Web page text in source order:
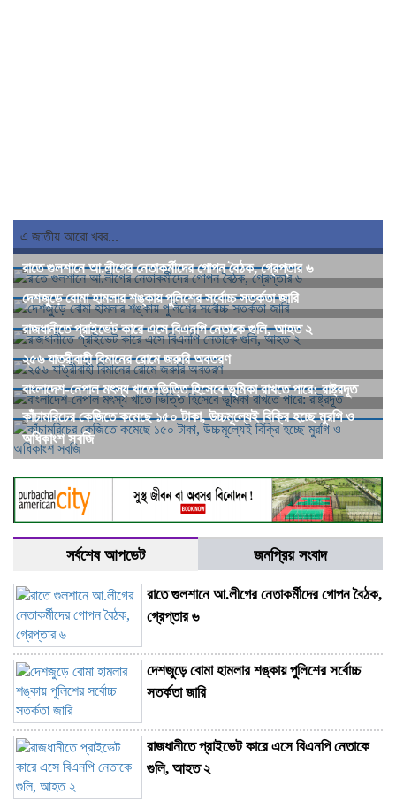
এ জাতীয় আরো খবর...
রাতে গুলশানে আ.লীগের নেতাকর্মীদের গোপন বৈঠক, গ্রেপ্তার ৬
দেশজুড়ে বোমা হামলার শঙ্কায় পুলিশের সর্বোচ্চ সতর্কতা জারি
রাজধানীতে প্রাইভেট কারে এসে বিএনপি নেতাকে গুলি, আহত ২
২৫৬ যাত্রীবাহী বিমানের রোমে জরুরি অবতরণ
বাংলাদেশ-নেপাল মৎস্য খাতে ভিত্তি হিসেবে ভূমিকা রাখতে পারে: রাষ্ট্রদূত
কাঁচামরিচের কেজিতে কমেছে ১৫০ টাকা, উচ্চমূল্যেই বিক্রি হচ্ছে মুরগি ও
অধিকাংশ সবজি
সর্বশেষ আপডেট জনপ্রিয় সংবাদ
রাতে গুলশানে আ.লীগের নেতাকর্মীদের গোপন বৈঠক,
গ্রেপ্তার ৬
দেশজুড়ে বোমা হামলার শঙ্কায় পুলিশের সর্বোচ্চ
সতর্কতা জারি
রাজধানীতে প্রাইভেট কারে এসে বিএনপি নেতাকে
গুলি, আহত ২